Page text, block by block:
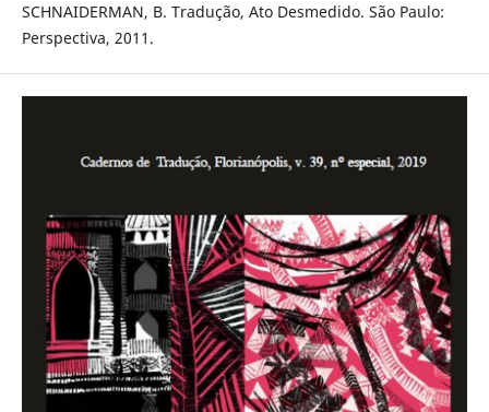
SCHNAIDERMAN, B. Tradução, Ato Desmedido. São Paulo:
Perspectiva, 2011.